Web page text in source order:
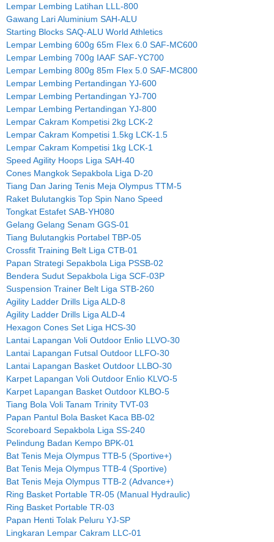
Lempar Lembing Latihan LLL-800
Gawang Lari Aluminium SAH-ALU
Starting Blocks SAQ-ALU World Athletics
Lempar Lembing 600g 65m Flex 6.0 SAF-MC600
Lempar Lembing 700g IAAF SAF-YC700
Lempar Lembing 800g 85m Flex 5.0 SAF-MC800
Lempar Lembing Pertandingan YJ-600
Lempar Lembing Pertandingan YJ-700
Lempar Lembing Pertandingan YJ-800
Lempar Cakram Kompetisi 2kg LCK-2
Lempar Cakram Kompetisi 1.5kg LCK-1.5
Lempar Cakram Kompetisi 1kg LCK-1
Speed Agility Hoops Liga SAH-40
Cones Mangkok Sepakbola Liga D-20
Tiang Dan Jaring Tenis Meja Olympus TTM-5
Raket Bulutangkis Top Spin Nano Speed
Tongkat Estafet SAB-YH080
Gelang Gelang Senam GGS-01
Tiang Bulutangkis Portabel TBP-05
Crossfit Training Belt Liga CTB-01
Papan Strategi Sepakbola Liga PSSB-02
Bendera Sudut Sepakbola Liga SCF-03P
Suspension Trainer Belt Liga STB-260
Agility Ladder Drills Liga ALD-8
Agility Ladder Drills Liga ALD-4
Hexagon Cones Set Liga HCS-30
Lantai Lapangan Voli Outdoor Enlio LLVO-30
Lantai Lapangan Futsal Outdoor LLFO-30
Lantai Lapangan Basket Outdoor LLBO-30
Karpet Lapangan Voli Outdoor Enlio KLVO-5
Karpet Lapangan Basket Outdoor KLBO-5
Tiang Bola Voli Tanam Trinity TVT-03
Papan Pantul Bola Basket Kaca BB-02
Scoreboard Sepakbola Liga SS-240
Pelindung Badan Kempo BPK-01
Bat Tenis Meja Olympus TTB-5 (Sportive+)
Bat Tenis Meja Olympus TTB-4 (Sportive)
Bat Tenis Meja Olympus TTB-2 (Advance+)
Ring Basket Portable TR-05 (Manual Hydraulic)
Ring Basket Portable TR-03
Papan Henti Tolak Peluru YJ-SP
Lingkaran Lempar Cakram LLC-01